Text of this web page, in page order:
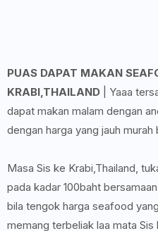
PUAS DAPAT MAKAN
KRABI,THAILAND | Yaaa
dapat makan malam dengan
dengan harga yang jauh
Masa Sis ke Krabi,Thailand,
pada kadar 100baht
bila tengok harga seafood
memang terbeliak laa mata